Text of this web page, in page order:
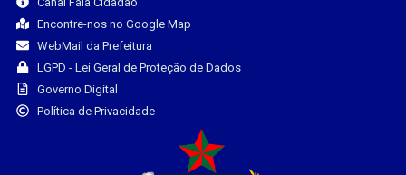
Encontre-nos no Google Map
WebMail da Prefeitura
LGPD - Lei Geral de Proteção de Dados
Governo Digital
Política de Privacidade